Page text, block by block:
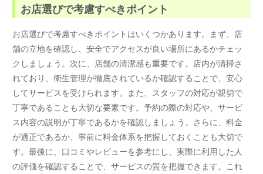
お店選びで考慮すべきポイント
お店選びで考慮すべきポイントはいくつかあります。まず、店
舗の立地を確認し、安全でアクセスが良い場所にあるかチェッ
クしましょう。次に、店舗の清潔感も重要です。店内が清掃さ
れており、衛生管理が徹底されているか確認することで、安心
してサービスを受けられます。また、スタッフの対応が親切で
丁寧であることも大切な要素です。予約の際の対応や、サービ
ス内容の説明が丁寧であるかを確認しましょう。さらに、料金
が適正であるか、事前に料金体系を把握しておくことも大切で
す。最後に、口コミやレビューを参考にし、実際に利用した人
の評価を確認することで、サービスの質を把握できます。これ